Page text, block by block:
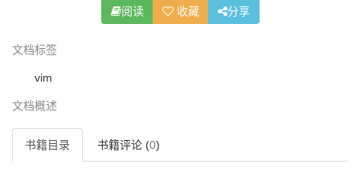
阅读 收藏 分享
文档标签
vim
文档概述
书籍目录 书籍评论 (0)